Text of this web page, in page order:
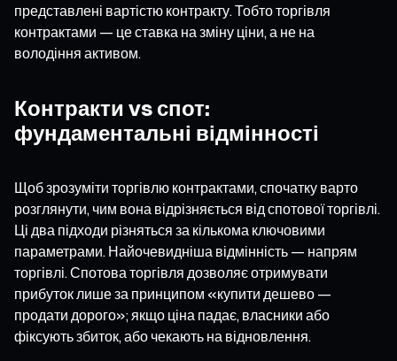
представлені вартістю контракту. Тобто торгівля
контрактами — це ставка на зміну ціни, а не на
володіння активом.
Контракти vs спот:
фундаментальні відмінності
Щоб зрозуміти торгівлю контрактами, спочатку варто
розглянути, чим вона відрізняється від спотової торгівлі.
Ці два підходи різняться за кількома ключовими
параметрами. Найочевидніша відмінність — напрям
торгівлі. Спотова торгівля дозволяє отримувати
прибуток лише за принципом «купити дешево —
продати дорого»; якщо ціна падає, власники або
фіксують збиток, або чекають на відновлення.